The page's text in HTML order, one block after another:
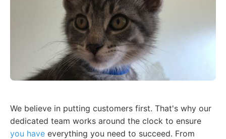
We believe in putting customers first. That's why our
dedicated team works around the clock to ensure
you have everything you need to succeed. From